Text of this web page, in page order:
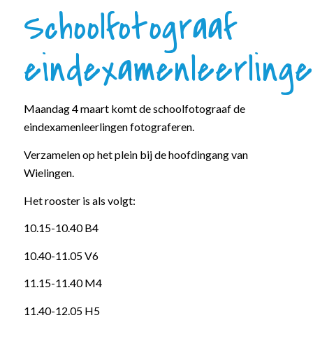
Schoolfotograaf
Maandag 4 maart komt de schoolfotograaf de
eindexamenleerlingen fotograferen.
Verzamelen op het plein bij de hoofdingang van
Wielingen.
Het rooster is als volgt:
10.15-10.40 B4
10.40-11.05 V6
11.15-11.40 M4
11.40-12.05 H5